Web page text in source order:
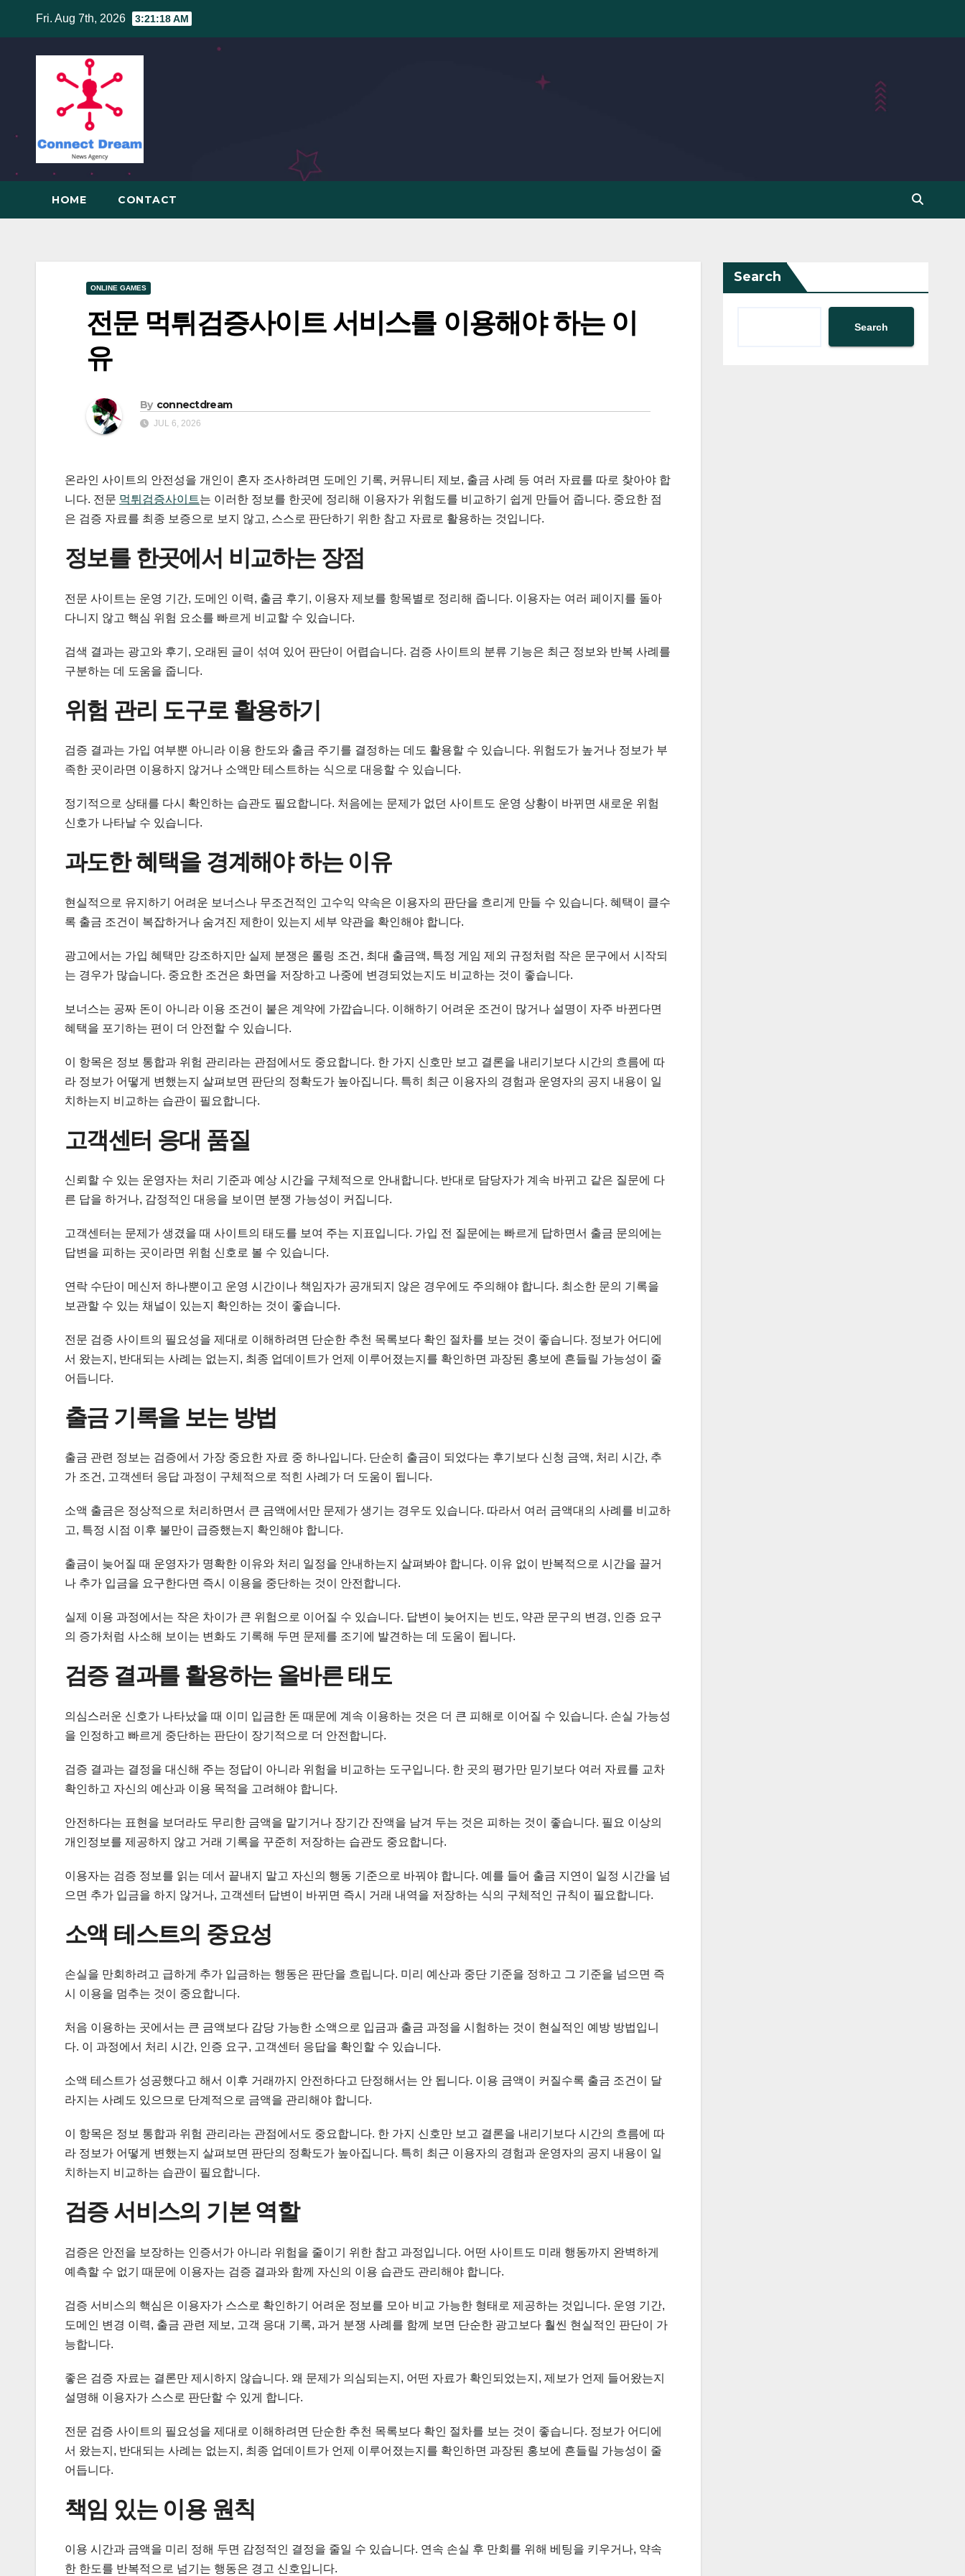
content
Fri. Aug 7th, 2026 3:21:19 AM
HOME CONTACT
ONLINE GAMES
전문 먹튀검증사이트 서비스를 이용해야 하는 이
유
By connectdream
JUL 6, 2026
온라인 사이트의 안전성을 개인이 혼자 조사하려면 도메인 기록, 커뮤니티 제보, 출금 사례 등 여러 자료를 따로 찾아야 합
니다. 전문 먹튀검증사이트는 이러한 정보를 한곳에 정리해 이용자가 위험도를 비교하기 쉽게 만들어 줍니다. 중요한 점
은 검증 자료를 최종 보증으로 보지 않고, 스스로 판단하기 위한 참고 자료로 활용하는 것입니다.
정보를 한곳에서 비교하는 장점
전문 사이트는 운영 기간, 도메인 이력, 출금 후기, 이용자 제보를 항목별로 정리해 줍니다. 이용자는 여러 페이지를 돌아
다니지 않고 핵심 위험 요소를 빠르게 비교할 수 있습니다.
검색 결과는 광고와 후기, 오래된 글이 섞여 있어 판단이 어렵습니다. 검증 사이트의 분류 기능은 최근 정보와 반복 사례를
구분하는 데 도움을 줍니다.
위험 관리 도구로 활용하기
검증 결과는 가입 여부뿐 아니라 이용 한도와 출금 주기를 결정하는 데도 활용할 수 있습니다. 위험도가 높거나 정보가 부
족한 곳이라면 이용하지 않거나 소액만 테스트하는 식으로 대응할 수 있습니다.
정기적으로 상태를 다시 확인하는 습관도 필요합니다. 처음에는 문제가 없던 사이트도 운영 상황이 바뀌면 새로운 위험
신호가 나타날 수 있습니다.
과도한 혜택을 경계해야 하는 이유
현실적으로 유지하기 어려운 보너스나 무조건적인 고수익 약속은 이용자의 판단을 흐리게 만들 수 있습니다. 혜택이 클수
록 출금 조건이 복잡하거나 숨겨진 제한이 있는지 세부 약관을 확인해야 합니다.
광고에서는 가입 혜택만 강조하지만 실제 분쟁은 롤링 조건, 최대 출금액, 특정 게임 제외 규정처럼 작은 문구에서 시작되
는 경우가 많습니다. 중요한 조건은 화면을 저장하고 나중에 변경되었는지도 비교하는 것이 좋습니다.
보너스는 공짜 돈이 아니라 이용 조건이 붙은 계약에 가깝습니다. 이해하기 어려운 조건이 많거나 설명이 자주 바뀐다면
혜택을 포기하는 편이 더 안전할 수 있습니다.
이 항목은 정보 통합과 위험 관리라는 관점에서도 중요합니다. 한 가지 신호만 보고 결론을 내리기보다 시간의 흐름에 따
라 정보가 어떻게 변했는지 살펴보면 판단의 정확도가 높아집니다. 특히 최근 이용자의 경험과 운영자의 공지 내용이 일
치하는지 비교하는 습관이 필요합니다.
고객센터 응대 품질
신뢰할 수 있는 운영자는 처리 기준과 예상 시간을 구체적으로 안내합니다. 반대로 담당자가 계속 바뀌고 같은 질문에 다
른 답을 하거나, 감정적인 대응을 보이면 분쟁 가능성이 커집니다.
고객센터는 문제가 생겼을 때 사이트의 태도를 보여 주는 지표입니다. 가입 전 질문에는 빠르게 답하면서 출금 문의에는
답변을 피하는 곳이라면 위험 신호로 볼 수 있습니다.
연락 수단이 메신저 하나뿐이고 운영 시간이나 책임자가 공개되지 않은 경우에도 주의해야 합니다. 최소한 문의 기록을
보관할 수 있는 채널이 있는지 확인하는 것이 좋습니다.
전문 검증 사이트의 필요성을 제대로 이해하려면 단순한 추천 목록보다 확인 절차를 보는 것이 좋습니다. 정보가 어디에
서 왔는지, 반대되는 사례는 없는지, 최종 업데이트가 언제 이루어졌는지를 확인하면 과장된 홍보에 흔들릴 가능성이 줄
어듭니다.
출금 기록을 보는 방법
출금 관련 정보는 검증에서 가장 중요한 자료 중 하나입니다. 단순히 출금이 되었다는 후기보다 신청 금액, 처리 시간, 추
가 조건, 고객센터 응답 과정이 구체적으로 적힌 사례가 더 도움이 됩니다.
소액 출금은 정상적으로 처리하면서 큰 금액에서만 문제가 생기는 경우도 있습니다. 따라서 여러 금액대의 사례를 비교하
고, 특정 시점 이후 불만이 급증했는지 확인해야 합니다.
출금이 늦어질 때 운영자가 명확한 이유와 처리 일정을 안내하는지 살펴봐야 합니다. 이유 없이 반복적으로 시간을 끌거
나 추가 입금을 요구한다면 즉시 이용을 중단하는 것이 안전합니다.
실제 이용 과정에서는 작은 차이가 큰 위험으로 이어질 수 있습니다. 답변이 늦어지는 빈도, 약관 문구의 변경, 인증 요구
의 증가처럼 사소해 보이는 변화도 기록해 두면 문제를 조기에 발견하는 데 도움이 됩니다.
검증 결과를 활용하는 올바른 태도
의심스러운 신호가 나타났을 때 이미 입금한 돈 때문에 계속 이용하는 것은 더 큰 피해로 이어질 수 있습니다. 손실 가능성
을 인정하고 빠르게 중단하는 판단이 장기적으로 더 안전합니다.
검증 결과는 결정을 대신해 주는 정답이 아니라 위험을 비교하는 도구입니다. 한 곳의 평가만 믿기보다 여러 자료를 교차
확인하고 자신의 예산과 이용 목적을 고려해야 합니다.
안전하다는 표현을 보더라도 무리한 금액을 맡기거나 장기간 잔액을 남겨 두는 것은 피하는 것이 좋습니다. 필요 이상의
개인정보를 제공하지 않고 거래 기록을 꾸준히 저장하는 습관도 중요합니다.
이용자는 검증 정보를 읽는 데서 끝내지 말고 자신의 행동 기준으로 바꿔야 합니다. 예를 들어 출금 지연이 일정 시간을 넘
으면 추가 입금을 하지 않거나, 고객센터 답변이 바뀌면 즉시 거래 내역을 저장하는 식의 구체적인 규칙이 필요합니다.
소액 테스트의 중요성
손실을 만회하려고 급하게 추가 입금하는 행동은 판단을 흐립니다. 미리 예산과 중단 기준을 정하고 그 기준을 넘으면 즉
시 이용을 멈추는 것이 중요합니다.
처음 이용하는 곳에서는 큰 금액보다 감당 가능한 소액으로 입금과 출금 과정을 시험하는 것이 현실적인 예방 방법입니
다. 이 과정에서 처리 시간, 인증 요구, 고객센터 응답을 확인할 수 있습니다.
소액 테스트가 성공했다고 해서 이후 거래까지 안전하다고 단정해서는 안 됩니다. 이용 금액이 커질수록 출금 조건이 달
라지는 사례도 있으므로 단계적으로 금액을 관리해야 합니다.
이 항목은 정보 통합과 위험 관리라는 관점에서도 중요합니다. 한 가지 신호만 보고 결론을 내리기보다 시간의 흐름에 따
라 정보가 어떻게 변했는지 살펴보면 판단의 정확도가 높아집니다. 특히 최근 이용자의 경험과 운영자의 공지 내용이 일
치하는지 비교하는 습관이 필요합니다.
검증 서비스의 기본 역할
검증은 안전을 보장하는 인증서가 아니라 위험을 줄이기 위한 참고 과정입니다. 어떤 사이트도 미래 행동까지 완벽하게
예측할 수 없기 때문에 이용자는 검증 결과와 함께 자신의 이용 습관도 관리해야 합니다.
검증 서비스의 핵심은 이용자가 스스로 확인하기 어려운 정보를 모아 비교 가능한 형태로 제공하는 것입니다. 운영 기간,
도메인 변경 이력, 출금 관련 제보, 고객 응대 기록, 과거 분쟁 사례를 함께 보면 단순한 광고보다 훨씬 현실적인 판단이 가
능합니다.
좋은 검증 자료는 결론만 제시하지 않습니다. 왜 문제가 의심되는지, 어떤 자료가 확인되었는지, 제보가 언제 들어왔는지
설명해 이용자가 스스로 판단할 수 있게 합니다.
전문 검증 사이트의 필요성을 제대로 이해하려면 단순한 추천 목록보다 확인 절차를 보는 것이 좋습니다. 정보가 어디에
서 왔는지, 반대되는 사례는 없는지, 최종 업데이트가 언제 이루어졌는지를 확인하면 과장된 홍보에 흔들릴 가능성이 줄
어듭니다.
책임 있는 이용 원칙
이용 시간과 금액을 미리 정해 두면 감정적인 결정을 줄일 수 있습니다. 연속 손실 후 만회를 위해 베팅을 키우거나, 약속
한 한도를 반복적으로 넘기는 행동은 경고 신호입니다.
Search
Search